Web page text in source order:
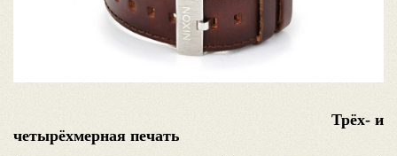
Трёх- и
четырёхмерная печать